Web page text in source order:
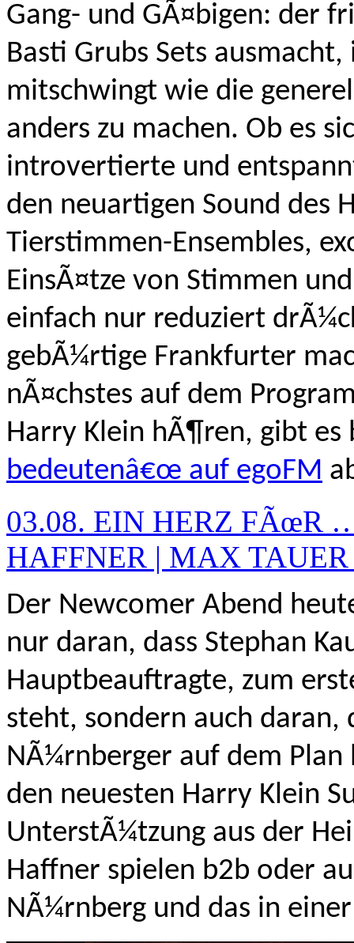
Gang- und GÃ¤bigen: der
Basti Grubs Sets
mitschwingt wie die
anders zu machen. Ob es
introvertierte und
den neuartigen Sound des
Tierstimmen-Ensembles,
EinsÃ¤tze von Stimmen
einfach nur reduziert
gebÃ¼rtige Frankfurter
nÃ¤chstes auf dem
Harry Klein hÃ¶ren, gibt
bedeutenâ€œ auf egoFM
03.08. EIN HERZ FÃœR
HAFFNER | MAX
Der Newcomer Abend
nur daran, dass Stephan
Hauptbeauftragte, zum
steht, sondern auch daran,
NÃ¼rnberger auf dem
den neuesten Harry Klein
UnterstÃ¼tzung aus der
Haffner spielen b2b oder
NÃ¼rnberg und das in